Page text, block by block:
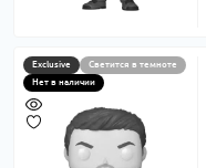
Exclusive
Светится в темноте
Нет в наличии